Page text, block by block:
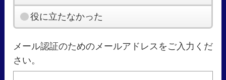
役に立たなかった
メール認証のためのメールアドレスをご入力くだ
さい。